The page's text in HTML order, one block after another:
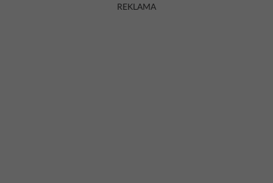
REKLAMA